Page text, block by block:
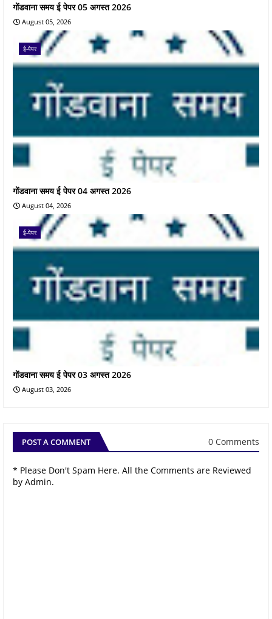
गोंडवाना समय ई पेपर 05 अगस्त 2026
August 05, 2026
ई-पेपर
गोंडवाना समय ई पेपर 04 अगस्त 2026
August 04, 2026
ई-पेपर
गोंडवाना समय ई पेपर 03 अगस्त 2026
August 03, 2026
POST A COMMENT 0 Comments
* Please Don't Spam Here. All the Comments are Reviewed
by Admin.